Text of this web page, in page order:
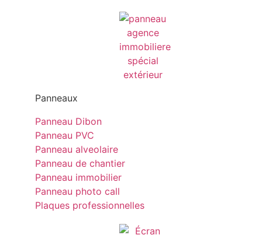
Panneaux
Panneau Dibon
Panneau PVC
Panneau alveolaire
Panneau de chantier
Panneau immobilier
Panneau photo call
Plaques professionnelles